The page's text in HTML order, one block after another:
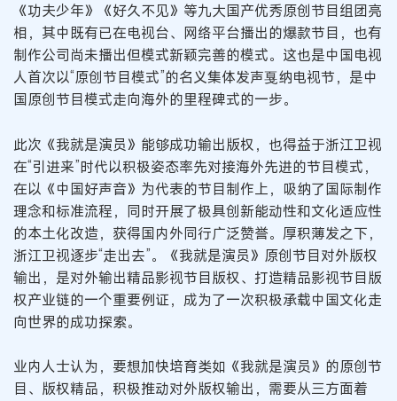
《功夫少年》《好久不见》等九大国产优秀原创节目组团亮
相，其中既有已在电视台、网络平台播出的爆款节目，也有
制作公司尚未播出但模式新颖完善的模式。这也是中国电视
人首次以“原创节目模式”的名义集体发声戛纳电视节，是中
国原创节目模式走向海外的里程碑式的一步。
此次《我就是演员》能够成功输出版权，也得益于浙江卫视
在“引进来”时代以积极姿态率先对接海外先进的节目模式，
在以《中国好声音》为代表的节目制作上，吸纳了国际制作
理念和标准流程，同时开展了极具创新能动性和文化适应性
的本土化改造，获得国内外同行广泛赞誉。厚积薄发之下，
浙江卫视逐步“走出去”。《我就是演员》原创节目对外版权
输出，是对外输出精品影视节目版权、打造精品影视节目版
权产业链的一个重要例证，成为了一次积极承载中国文化走
向世界的成功探索。
业内人士认为，要想加快培育类如《我就是演员》的原创节
目、版权精品，积极推动对外版权输出，需要从三方面着